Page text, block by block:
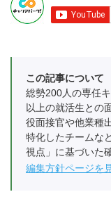
この記事について
総勢200人の専任
以上の就活生との
役面接官や他業種
特化したチームな
視点」に基づいた
編集方針ページを